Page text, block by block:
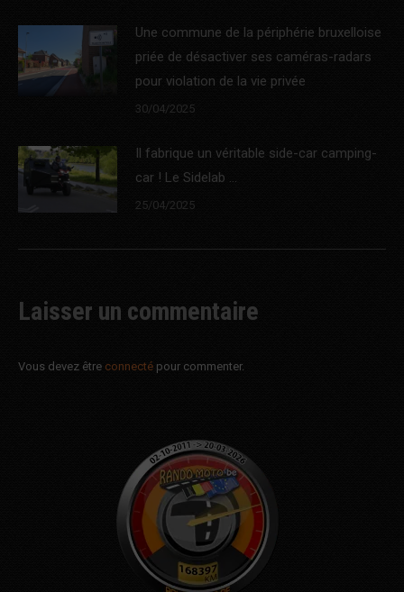
Une commune de la périphérie bruxelloise
priée de désactiver ses caméras-radars
pour violation de la vie privée
30/04/2025
Il fabrique un véritable side-car camping-
car ! Le Sidelab …
25/04/2025
Laisser un commentaire
Vous devez être connecté pour commenter.